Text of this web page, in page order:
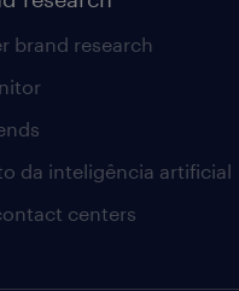
brand research
da inteligência artificial
centers